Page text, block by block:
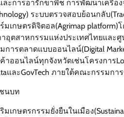
ะการอารักขาพืช การพัฒนาเครื่อง
ระบบตรวจสอบย้อนกลับ
กษตรดิจิตอล(Agrimap platform)
อุตสาหกรรมแห่งประเทศไทยและศู
มการตลาดแบบออนไลน์(Digital
ออนไลน์ทุกจังหวัดเช่นโครงการ
และGovTech ภายใต้คณะกรรมก
นบท
เกษตรกรรมยั่งยืนในเมือง